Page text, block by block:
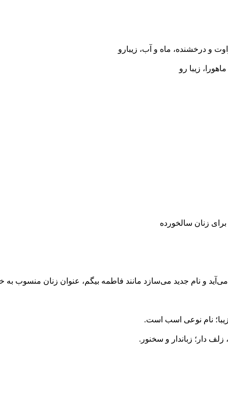
و درخشنده، ماه و آب، زیبارو
زیبا رو
زنان سالخورده
و نام جدید می‌سازد مانند فاطمه بیگم، عنوان زنان منسوب به
نام نوعی اسب است.
دار؛ زباندار و سخنور.